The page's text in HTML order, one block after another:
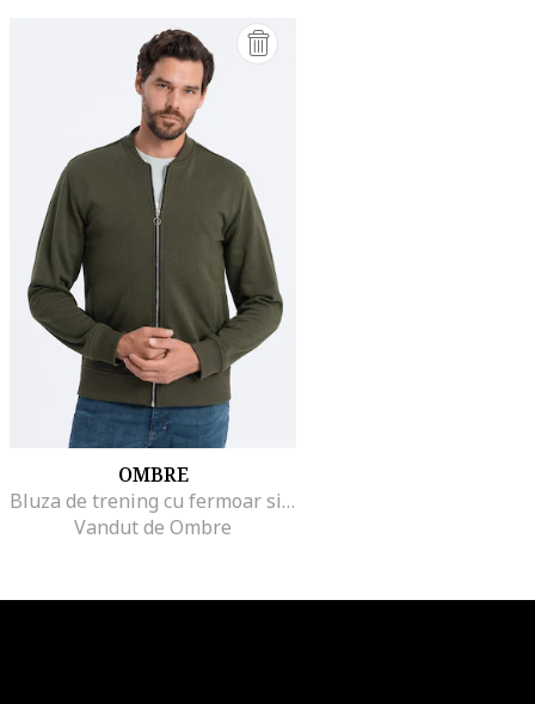
OMBRE
Bluza de trening cu fermoar si buzunare oblice, Kaki inchis
Vandut de Ombre